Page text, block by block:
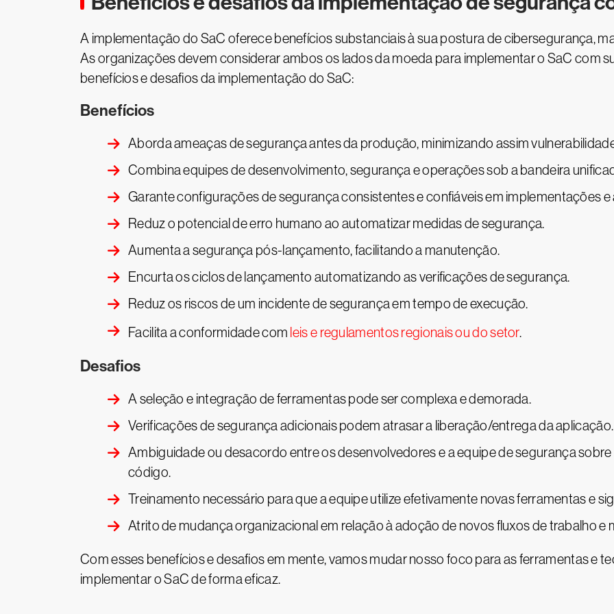
A implementação do SaC oferece benefícios substanciais à sua postura de cibersegurança,
As organizações devem considerar ambos os lados da moeda para implementar o SaC com
benefícios e desafios da implementação do SaC:
Benefícios
Aborda ameaças de segurança antes da produção, minimizando assim
Combina equipes de desenvolvimento, segurança e operações sob a bandeira
Garante configurações de segurança consistentes e confiáveis em implementações e
Reduz o potencial de erro humano ao automatizar medidas de segurança.
Aumenta a segurança pós-lançamento, facilitando a manutenção.
Encurta os ciclos de lançamento automatizando as verificações de segurança.
Reduz os riscos de um incidente de segurança em tempo de execução.
Facilita a conformidade com leis e regulamentos regionais ou do setor.
Desafios
A seleção e integração de ferramentas pode ser complexa e demorada.
Verificações de segurança adicionais podem atrasar a liberação/entrega da aplicação.
Ambiguidade ou desacordo entre os desenvolvedores e a equipe de segurança
código.
Treinamento necessário para que a equipe utilize efetivamente novas ferramentas e
Atrito de mudança organizacional em relação à adoção de novos fluxos de trabalho e
Com esses benefícios e desafios em mente, vamos mudar nosso foco para as ferramentas e
implementar o SaC de forma eficaz.